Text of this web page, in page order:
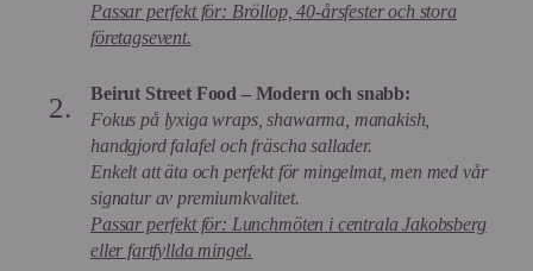
Passar perfekt för: Bröllop, 40-årsfester och stora
företagsevent.
Beirut Street Food – Modern och snabb:
Fokus på lyxiga wraps, shawarma, manakish,
handgjord falafel och fräscha sallader.
Enkelt att äta och perfekt för mingelmat, men med vår
signatur av premiumkvalitet.
Passar perfekt för: Lunchmöten i centrala Jakobsberg
eller fartfyllda mingel.